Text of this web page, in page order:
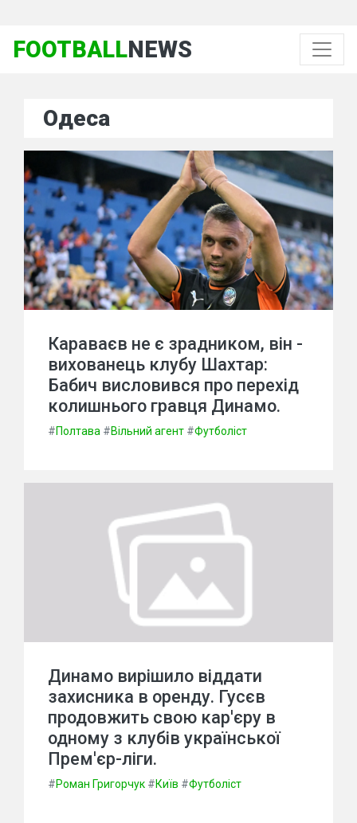
FOOTBALLNEWS
Одеса
Караваєв не є зрадником, він -
вихованець клубу Шахтар:
Бабич висловився про перехід
колишнього гравця Динамо.
#Полтава #Вільний агент #Футболіст
Динамо вирішило віддати
захисника в оренду. Гусєв
продовжить свою кар'єру в
одному з клубів української
Прем'єр-ліги.
#Роман Григорчук #Київ #Футболіст